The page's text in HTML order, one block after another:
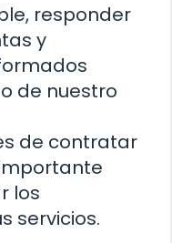
responder
y
de nuestro
de contratar
los
servicios.